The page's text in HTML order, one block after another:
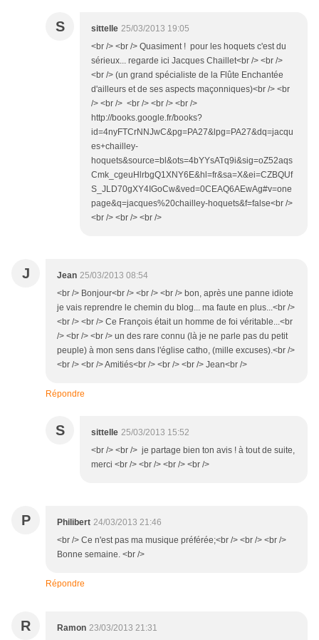
S sittelle 25/03/2013 19:05
<br /> <br /> Quasiment ! pour les hoquets c'est du
sérieux... regarde ici Jacques Chaillet<br /> <br />
<br /> (un grand spécialiste de la Flûte Enchantée
d'ailleurs et de ses aspects maçonniques)<br /> <br
/> <br /> <br /> <br /> <br />
http://books.google.fr/books?
id=4nyFTCrNNJwC&pg=PA27&lpg=PA27&dq=jacqu
es+chailley-
hoquets&source=bl&ots=4bYYsATq9i&sig=oZ52aqs
Cmk_cgeuHlrbgQ1XNY6E&hl=fr&sa=X&ei=CZBQUf
S_JLD70gXY4IGoCw&ved=0CEAQ6AEwAg#v=one
page&q=jacques%20chailley-hoquets&f=false<br />
<br /> <br /> <br />
J Jean 25/03/2013 08:54
<br /> Bonjour<br /> <br /> <br /> bon, après une panne idiote
je vais reprendre le chemin du blog... ma faute en plus...<br />
<br /> <br /> Ce François était un homme de foi véritable...<br
/> <br /> <br /> un des rare connu (là je ne parle pas du petit
peuple) à mon sens dans l'église catho, (mille excuses).<br />
<br /> <br /> Amitiés<br /> <br /> <br /> Jean<br />
Répondre
S sittelle 25/03/2013 15:52
<br /> <br /> je partage bien ton avis ! à tout de suite,
merci <br /> <br /> <br /> <br />
P Philibert 24/03/2013 21:46
<br /> Ce n'est pas ma musique préférée;<br /> <br /> <br />
Bonne semaine. <br />
Répondre
R Ramon 23/03/2013 21:31